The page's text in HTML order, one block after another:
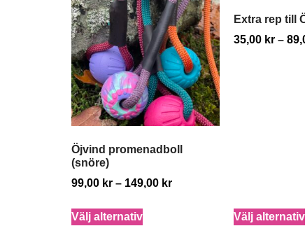
Öjvind promenadboll
(snöre)
99,00 kr – 149,00 kr
Välj alternativ
Extra rep till
35,00 kr –
Välj alternativ